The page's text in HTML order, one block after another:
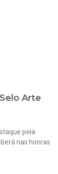
Arte
pela
nas honras